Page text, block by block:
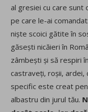
al gresiei cu care sunt
pe care le-ai
niște scoici gătite în
găsești nicăieri în
zâmbești și să respiri
castraveți, roșii, ardei,
specific este creat
albastru din jurul tău.